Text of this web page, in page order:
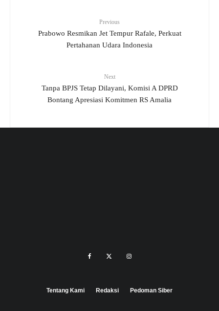
Previous
Prabowo Resmikan Jet Tempur Rafale, Perkuat
Pertahanan Udara Indonesia
Next
Tanpa BPJS Tetap Dilayani, Komisi A DPRD
Bontang Apresiasi Komitmen RS Amalia
Tentang Kami Redaksi Pedoman Siber